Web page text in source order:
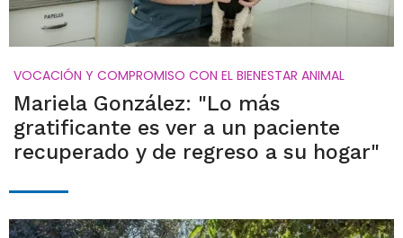
VOCACIÓN Y COMPROMISO CON EL BIENESTAR ANIMAL
Mariela González: "Lo más
gratificante es ver a un paciente
recuperado y de regreso a su hogar"